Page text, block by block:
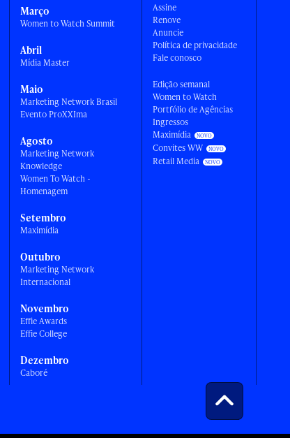
Março
Women to Watch Summit
Abril
Mídia Master
Maio
Marketing Network Brasil
Evento ProXXIma
Agosto
Marketing Network
Knowledge
Women To Watch -
Homenagem
Setembro
Maximídia
Outubro
Marketing Network
Internacional
Novembro
Effie Awards
Effie College
Dezembro
Caboré
Assine
Renove
Anuncie
Política de privacidade
Fale conosco
Edição semanal
Women to Watch
Portfólio de Agências
Ingressos
Maximídia
Convites WW
Retail Media